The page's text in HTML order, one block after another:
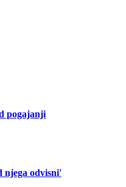
pogajanji
njega odvisni'